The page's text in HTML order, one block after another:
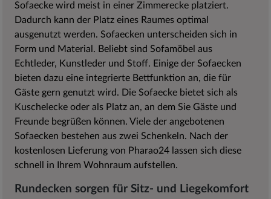
Sofaecke wird meist in einer Zimmerecke platziert.
Dadurch kann der Platz eines Raumes optimal
ausgenutzt werden. Sofaecken unterscheiden sich in
Form und Material. Beliebt sind Sofamöbel aus
Echtleder, Kunstleder und Stoff. Einige der Sofaecken
bieten dazu eine integrierte Bettfunktion an, die für
Gäste gern genutzt wird. Die Sofaecke bietet sich als
Kuschelecke oder als Platz an, an dem Sie Gäste und
Freunde begrüßen können. Viele der angebotenen
Sofaecken bestehen aus zwei Schenkeln. Nach der
kostenlosen Lieferung von Pharao24 lassen sich diese
schnell in Ihrem Wohnraum aufstellen.
Rundecken sorgen für Sitz- und Liegekomfort